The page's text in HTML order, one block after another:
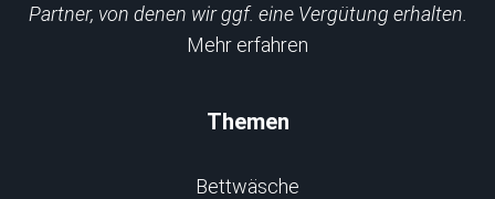
Partner, von denen wir ggf. eine Vergütung erhalten.
Mehr erfahren
Themen
Bettwäsche